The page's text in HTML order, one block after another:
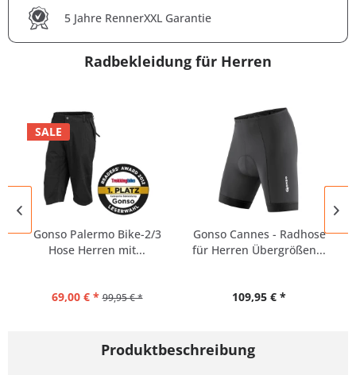
5 Jahre RennerXXL Garantie
Radbekleidung für Herren
SALE
Gonso Palermo Bike-2/3
Hose Herren mit...
69,00 € * 99,95 € *
Gonso Cannes - Radhose
für Herren Übergrößen...
109,95 € *
Produktbeschreibung